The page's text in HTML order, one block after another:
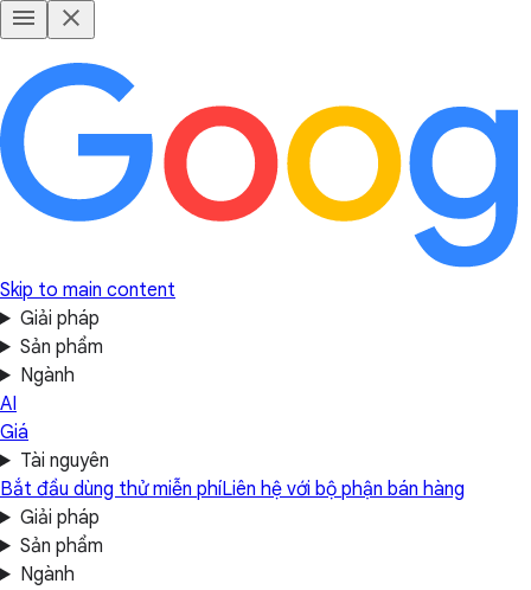
Skip to main content
Giải pháp
Sản phẩm
Ngành
AI
Giá
Tài nguyên
Bắt đầu dùng thử miễn phíLiên hệ với bộ phận bán hàng
Giải pháp
Sản phẩm
Ngành